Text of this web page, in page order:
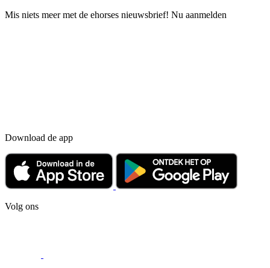
Mis niets meer met de ehorses nieuwsbrief! Nu aanmelden
Download de app
Volg ons